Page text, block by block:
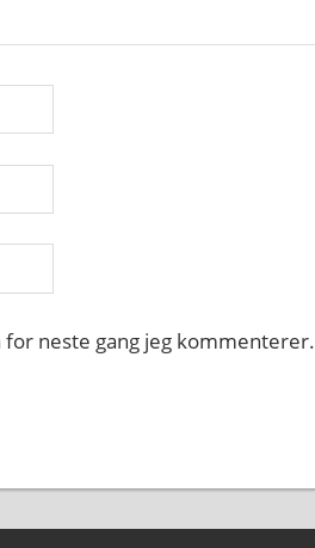
neste gang jeg kommenterer.